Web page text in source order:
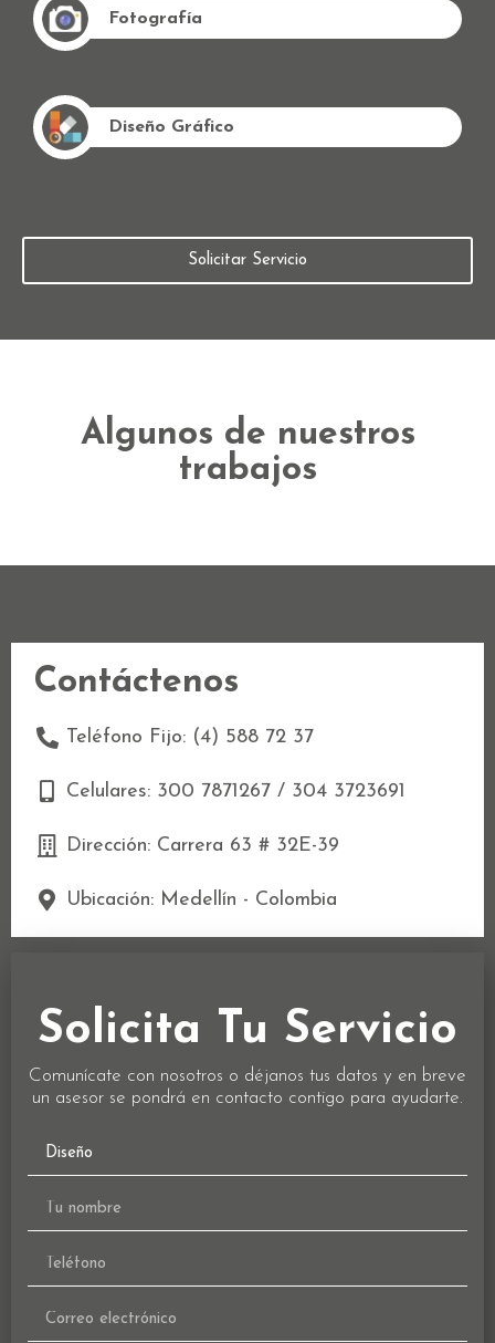
Fotografía
Diseño Gráfico
Solicitar Servicio
Algunos de nuestros
trabajos
Contáctenos
Teléfono Fijo: (4) 588 72 37
Celulares: 300 7871267 / 304 3723691
Dirección: Carrera 63 # 32E-39
Ubicación: Medellín - Colombia
Solicita Tu Servicio
Comunícate con nosotros o déjanos tus datos y en breve
un asesor se pondrá en contacto contigo para ayudarte.